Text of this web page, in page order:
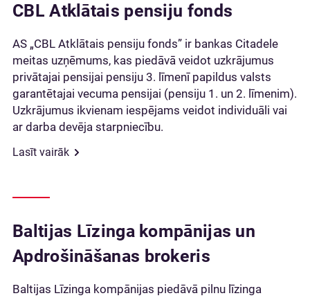
CBL Atklātais pensiju fonds
AS „CBL Atklātais pensiju fonds” ir bankas Citadele
meitas uzņēmums, kas piedāvā veidot uzkrājumus
privātajai pensijai pensiju 3. līmenī papildus valsts
garantētajai vecuma pensijai (pensiju 1. un 2. līmenim).
Uzkrājumus ikvienam iespējams veidot individuāli vai
ar darba devēja starpniecību.
Lasīt vairāk
Baltijas Līzinga kompānijas un
Apdrošināšanas brokeris
Baltijas Līzinga kompānijas piedāvā pilnu līzinga